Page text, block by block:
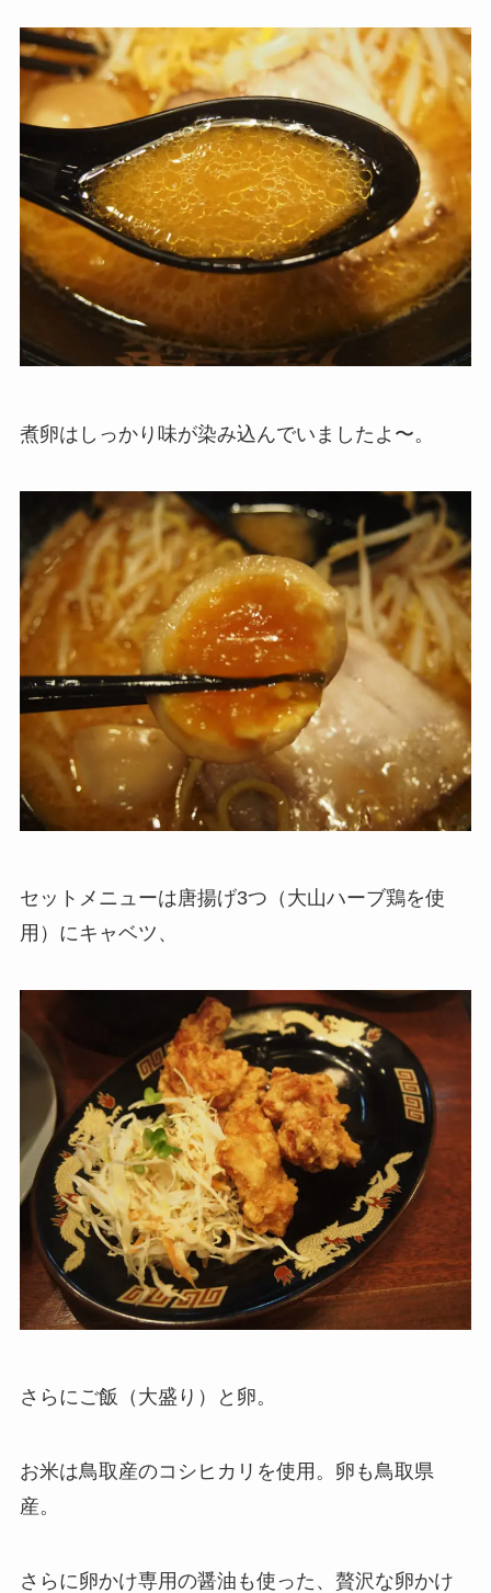
煮卵はしっかり味が染み込んでいましたよ〜。
セットメニューは唐揚げ3つ（大山ハーブ鶏を使
用）にキャベツ、
さらにご飯（大盛り）と卵。
お米は鳥取産のコシヒカリを使用。卵も鳥取県
産。
さらに卵かけ専用の醤油も使った、贅沢な卵かけ